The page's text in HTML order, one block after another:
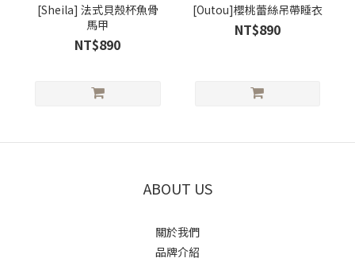
[Sheila] 法式貝殼杯魚骨
馬甲
NT$890
[Outou]櫻桃蕾絲吊帶睡衣
NT$890
ABOUT US
關於我們
品牌介紹